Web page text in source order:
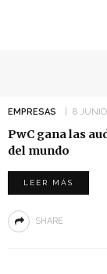
EMPRESAS 8
PwC gana las
del mundo
LEER MÁS
SHARE